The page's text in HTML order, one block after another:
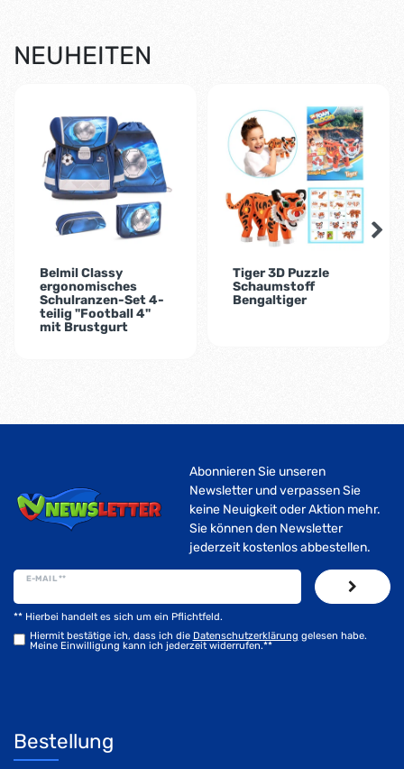
NEUHEITEN
Belmil Classy
ergonomisches
Schulranzen-Set 4-
teilig "Football 4"
mit Brustgurt
Tiger 3D Puzzle
Schaumstoff
Bengaltiger
Abonnieren Sie unseren
Newsletter und verpassen Sie
keine Neuigkeit oder Aktion mehr.
Sie können den Newsletter
jederzeit kostenlos abbestellen.
E-MAIL **
Hiermit bestätige ich, dass ich die Daten­schutz­erklärung gelesen habe.
Meine Einwilligung kann ich jederzeit widerrufen.**
** Hierbei handelt es sich um ein Pflichtfeld.
Bestellung